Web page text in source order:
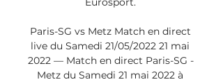
Paris-SG vs Metz Match en direct
live du Samedi 21/05/2022 21 mai
2022 — Match en direct Paris-SG -
Metz du Samedi 21 mai 2022 à